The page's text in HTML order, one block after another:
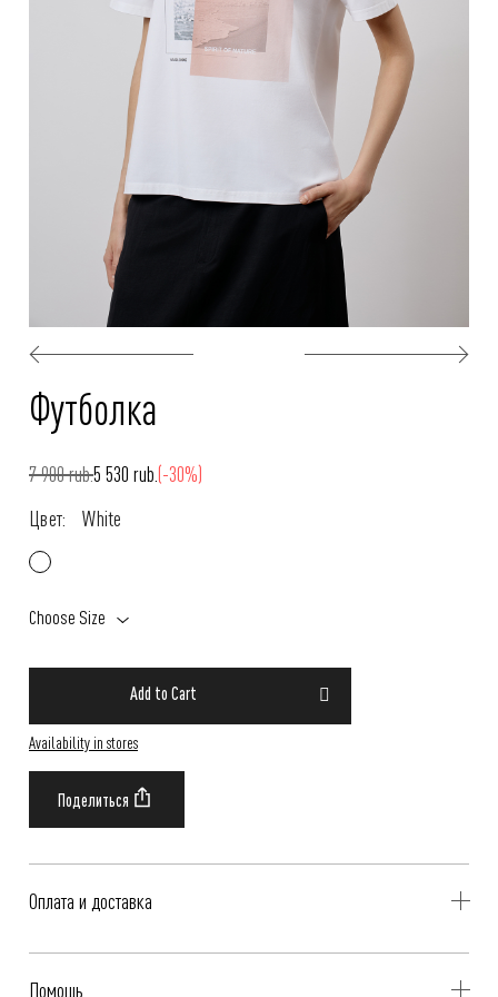
Футболка
7 900 rub.5 530 rub.(-30%)
Цвет:
White
Choose Size
Add to Cart
Availability in stores
Оплата и доставка
Помощь